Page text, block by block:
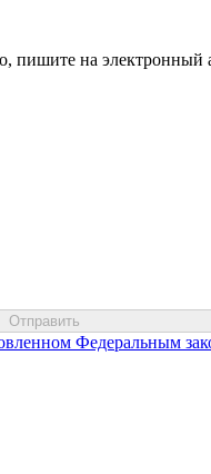
пишите на электронный
Федеральным